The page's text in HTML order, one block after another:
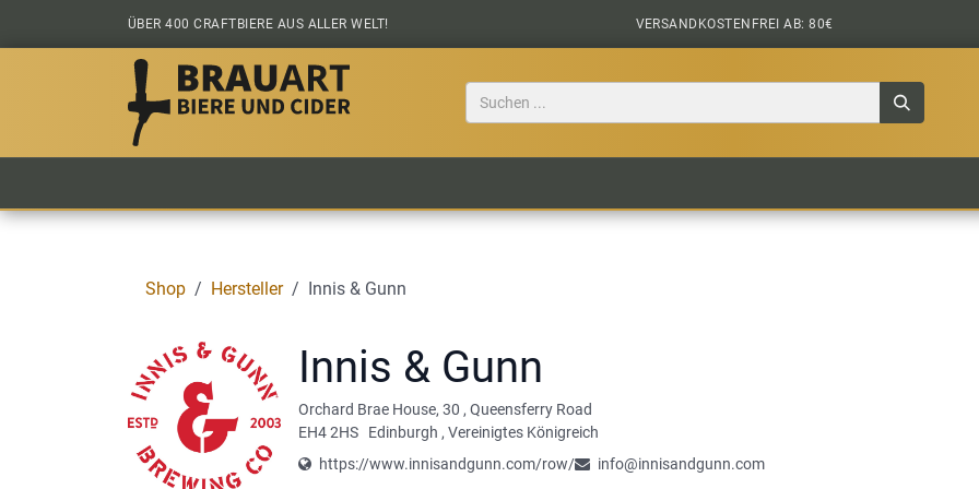
Zum Inhalt springen
ÜBER 400 CRAFTBIERE AUS ALLER WELT! VERSANDKOSTENFREI AB: 80€
Shop Hersteller Innis & Gunn
Innis & Gunn
Orchard Brae House, 30 ,Queensferry Road
EH4 2HS
Edinburgh ,Vereinigtes Königreich
https://www.innisandgunn.com/row/
info@innisandgunn.com